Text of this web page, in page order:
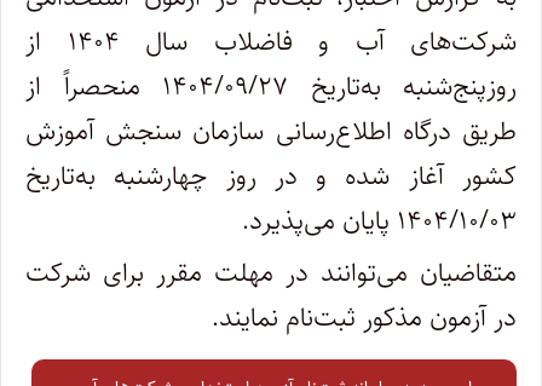
شرکت‌های آب و فاضلاب سال ۱۴۰۴ از
روزپنج‌شنبه به‌تاریخ ۱۴۰۴/۰۹/۲۷ منحصراً از
طریق درگاه اطلاع‌رسانی سازمان سنجش آموزش
کشور آغاز شده و در روز چهارشنبه به‌تاریخ
۱۴۰۴/۱۰/۰۳ پایان می‌پذیرد.
متقاضیان می‌توانند در مهلت مقرر برای شرکت
در آزمون مذکور ثبت‌نام نمایند.